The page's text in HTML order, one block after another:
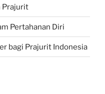
Prajurit
Pertahanan Diri
bagi Prajurit Indonesia